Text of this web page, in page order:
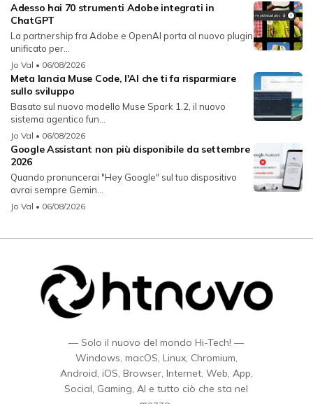
Adesso hai 70 strumenti Adobe integrati in
ChatGPT
La partnership fra Adobe e OpenAI porta al nuovo plugin
unificato per...
Jo Val • 06/08/2026
Meta lancia Muse Code, l'AI che ti fa risparmiare
sullo sviluppo
Basato sul nuovo modello Muse Spark 1.2, il nuovo
sistema agentico fun...
Jo Val • 06/08/2026
Google Assistant non più disponibile da settembre
2026
Quando pronuncerai "Hey Google" sul tuo dispositivo
avrai sempre Gemin...
Jo Val • 06/08/2026
— Solo il nuovo del mondo Hi-Tech! —
Windows, macOS, Linux, Chromium,
Android, iOS, Browser, Internet, Web, App,
Social, Gaming, AI e tutto ciò che sta nel